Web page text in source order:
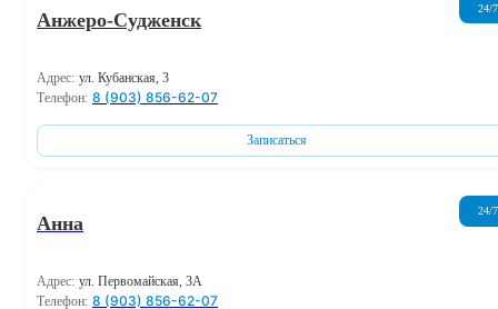
Анжеро-Судженск
24/7
Адрес: ул. Кубанская, 3
Телефон: 8 (903) 856-62-07
Записаться
Анна
24/7
Адрес: ул. Первомайская, 3А
Телефон: 8 (903) 856-62-07